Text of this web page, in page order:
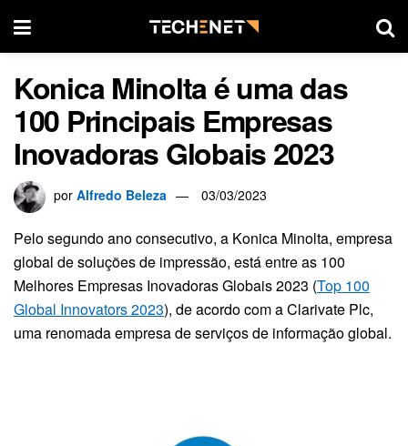
Konica Minolta é uma das
100 Principais Empresas
Inovadoras Globais 2023
por Alfredo Beleza 03/03/2023
Pelo segundo ano consecutivo, a Konica Minolta, empresa
global de soluções de impressão, está entre as 100
Melhores Empresas Inovadoras Globais 2023 (Top 100
Global Innovators 2023), de acordo com a Clarivate Plc,
uma renomada empresa de serviços de informação global.